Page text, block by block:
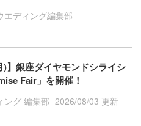
エディング編集部
)】銀座ダイヤモンドシライシ
Fair」を開催！
ング 編集部 2026/08/03 更新